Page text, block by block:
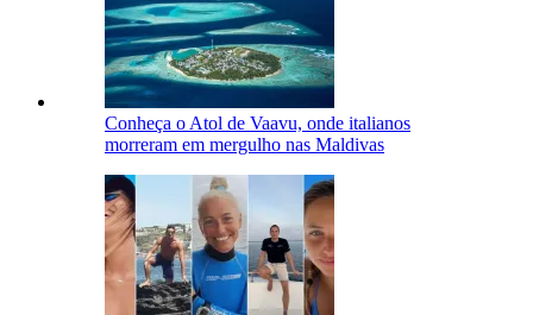
Conheça o Atol de Vaavu, onde italianos
morreram em mergulho nas Maldivas